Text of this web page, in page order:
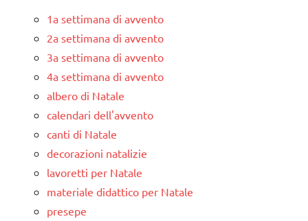
1a settimana di avvento
2a settimana di avvento
3a settimana di avvento
4a settimana di avvento
albero di Natale
calendari dell'avvento
canti di Natale
decorazioni natalizie
lavoretti per Natale
materiale didattico per Natale
presepe